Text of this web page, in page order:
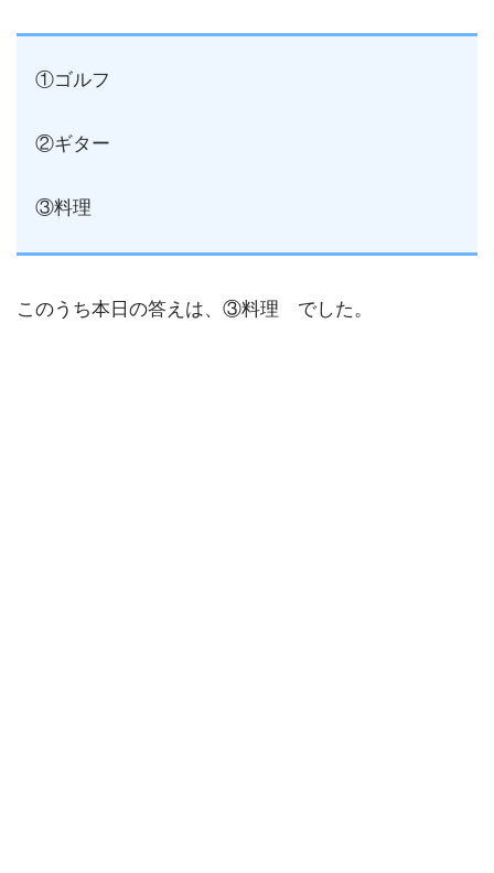
①ゴルフ
②ギター
③料理
このうち本日の答えは、③料理 でした。